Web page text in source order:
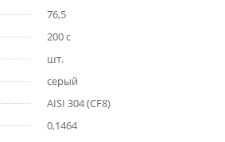
76,5
200 с
шт.
серый
AISI 304 (CF8)
0,1464